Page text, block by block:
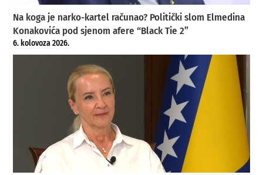
Na koga je narko-kartel računao? Politički slom Elmedina
Konakovića pod sjenom afere “Black Tie 2”
6. kolovoza 2026.